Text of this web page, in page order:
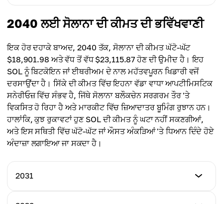
$515.25
ਵੱਧ ਤੋਂ ਵੱਧ ਕੀਮਤ
ਔਸਤ ਕੀਮਤ
$774.45
ਘੱਟੋ-ਘੱਟ ਕੀਮਤ
$634.04
ਵੱਧ ਤੋਂ ਵੱਧ ਕੀਮਤ
$1,376.83
ਔਸਤ ਕੀਮਤ
$1,001.95
2040 ਲਈ ਸੋਲਾਨਾ ਦੀ ਕੀਮਤ ਦੀ ਭਵਿੱਖਵਾਣੀ
ਇਕ ਹੋਰ ਦਹਾਕੇ ਬਾਅਦ, 2040 ਤੱਕ, ਸੋਲਾਨਾ ਦੀ ਕੀਮਤ ਘੱਟੋ-ਘੱਟ
$18,901.98 ਅਤੇ ਵੱਧ ਤੋਂ ਵੱਧ $23,115.87 ਹੋਣ ਦੀ ਉਮੀਦ ਹੈ। ਇਹ
SOL ਨੂੰ ਬਿਟਕੋਇਨ ਜਾਂ ਈਥਰੀਅਮ ਦੇ ਨਾਲ ਮਹੱਤਵਪੂਰਨ ਖਿਡਾਰੀ ਵਜੋਂ
ਦਰਸਾਉਂਦਾ ਹੈ। ਸਿੱਕੇ ਦੀ ਕੀਮਤ ਵਿੱਚ ਇਹਨਾ ਵੱਡਾ ਵਾਧਾ ਆਪਟੀਮਿਸਟਿਕ
ਸਨੇਰੀਓਜ਼ ਵਿੱਚ ਸੰਭਵ ਹੈ, ਜਿੱਥੇ ਸੋਲਾਨਾ ਬਲੌਕਚੇਨ ਸਰਗਰਮ ਤੌਰ 'ਤੇ
ਵਿਕਸਿਤ ਹੋ ਰਿਹਾ ਹੈ ਅਤੇ ਮਾਰਕੀਟ ਵਿੱਚ ਜ਼ਿਆਦਾਤਰ ਬੂਮਿੰਗ ਰੁਝਾਨ ਹਨ।
ਹਾਲਾਂਕਿ, ਕੁਝ ਰੁਕਾਵਟਾਂ ਹੁਣ SOL ਦੀ ਕੀਮਤ ਨੂੰ ਘਟਾ ਨਹੀਂ ਸਕਣਗੀਆਂ,
ਅਤੇ ਇਸ ਸਥਿਤੀ ਵਿੱਚ ਘੱਟੋ-ਘੱਟ ਜਾਂ ਔਸਤ ਅੰਕੜਿਆਂ 'ਤੇ ਧਿਆਨ ਦਿੰਦੇ ਹੋਏ
ਅੰਦਾਜ਼ਾ ਲਗਾਇਆ ਜਾ ਸਕਦਾ ਹੈ।
2031